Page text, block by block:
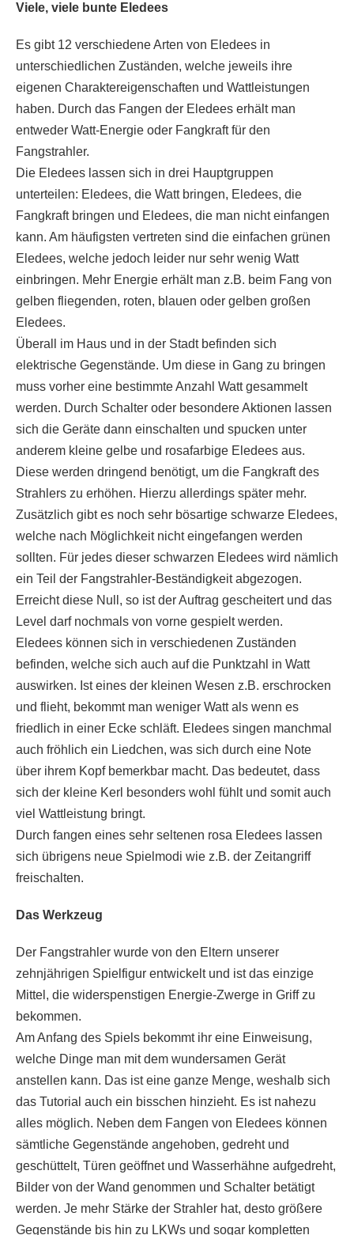
Viele, viele bunte Eledees
Es gibt 12 verschiedene Arten von Eledees in
unterschiedlichen Zuständen, welche jeweils ihre
eigenen Charaktereigenschaften und Wattleistungen
haben. Durch das Fangen der Eledees erhält man
entweder Watt-Energie oder Fangkraft für den
Fangstrahler.
Die Eledees lassen sich in drei Hauptgruppen
unterteilen: Eledees, die Watt bringen, Eledees, die
Fangkraft bringen und Eledees, die man nicht einfangen
kann. Am häufigsten vertreten sind die einfachen grünen
Eledees, welche jedoch leider nur sehr wenig Watt
einbringen. Mehr Energie erhält man z.B. beim Fang von
gelben fliegenden, roten, blauen oder gelben großen
Eledees.
Überall im Haus und in der Stadt befinden sich
elektrische Gegenstände. Um diese in Gang zu bringen
muss vorher eine bestimmte Anzahl Watt gesammelt
werden. Durch Schalter oder besondere Aktionen lassen
sich die Geräte dann einschalten und spucken unter
anderem kleine gelbe und rosafarbige Eledees aus.
Diese werden dringend benötigt, um die Fangkraft des
Strahlers zu erhöhen. Hierzu allerdings später mehr.
Zusätzlich gibt es noch sehr bösartige schwarze Eledees,
welche nach Möglichkeit nicht eingefangen werden
sollten. Für jedes dieser schwarzen Eledees wird nämlich
ein Teil der Fangstrahler-Beständigkeit abgezogen.
Erreicht diese Null, so ist der Auftrag gescheitert und das
Level darf nochmals von vorne gespielt werden.
Eledees können sich in verschiedenen Zuständen
befinden, welche sich auch auf die Punktzahl in Watt
auswirken. Ist eines der kleinen Wesen z.B. erschrocken
und flieht, bekommt man weniger Watt als wenn es
friedlich in einer Ecke schläft. Eledees singen manchmal
auch fröhlich ein Liedchen, was sich durch eine Note
über ihrem Kopf bemerkbar macht. Das bedeutet, dass
sich der kleine Kerl besonders wohl fühlt und somit auch
viel Wattleistung bringt.
Durch fangen eines sehr seltenen rosa Eledees lassen
sich übrigens neue Spielmodi wie z.B. der Zeitangriff
freischalten.
Das Werkzeug
Der Fangstrahler wurde von den Eltern unserer
zehnjährigen Spielfigur entwickelt und ist das einzige
Mittel, die widerspenstigen Energie-Zwerge in Griff zu
bekommen.
Am Anfang des Spiels bekommt ihr eine Einweisung,
welche Dinge man mit dem wundersamen Gerät
anstellen kann. Das ist eine ganze Menge, weshalb sich
das Tutorial auch ein bisschen hinzieht. Es ist nahezu
alles möglich. Neben dem Fangen von Eledees können
sämtliche Gegenstände angehoben, gedreht und
geschüttelt, Türen geöffnet und Wasserhähne aufgedreht,
Bilder von der Wand genommen und Schalter betätigt
werden. Je mehr Stärke der Strahler hat, desto größere
Gegenstände bis hin zu LKWs und sogar kompletten